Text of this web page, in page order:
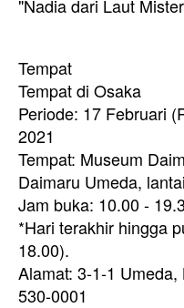
"Nadia dari Laut
Tempat
Tempat di Osaka
Periode: 17 Februari
2021
Tempat: Museum
Daimaru Umeda,
Jam buka: 10.00 -
*Hari terakhir hingga
18.00).
Alamat: 3-1-1
530-0001